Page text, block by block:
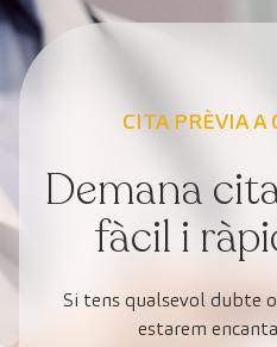
CITA PRÈVIA A
Demana
fàcil i
Si tens qualsevol dubte
estarem